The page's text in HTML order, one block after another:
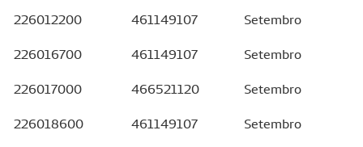
226012200 461149107 Setembro
226016700 461149107 Setembro
226017000 466521120 Setembro
226018600 461149107 Setembro